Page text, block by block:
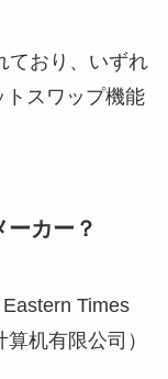
ており、いずれ
トスワップ機能
カー？
Times
机有限公司）